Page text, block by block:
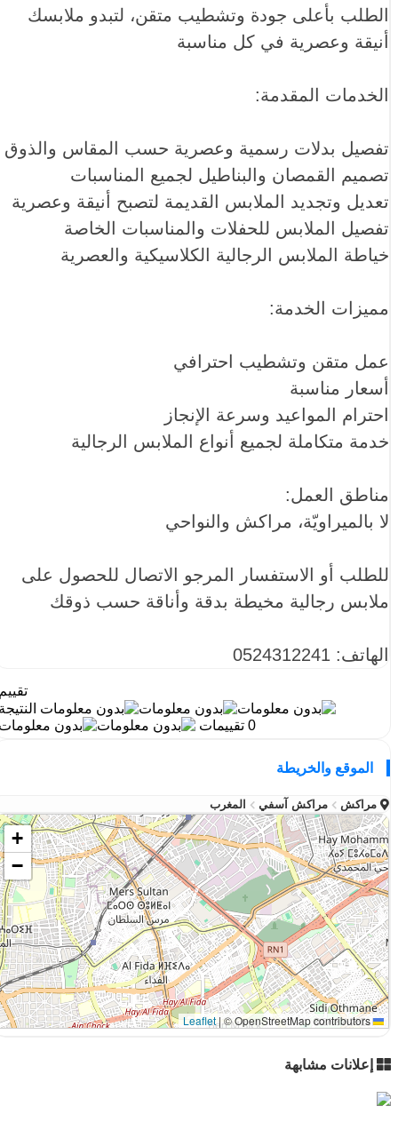
الطلب بأعلى جودة وتشطيب متقن، لتبدو ملابسك
أنيقة وعصرية في كل مناسبة
الخدمات المقدمة:
تفصيل بدلات رسمية وعصرية حسب المقاس والذوق
تصميم القمصان والبناطيل لجميع المناسبات
تعديل وتجديد الملابس القديمة لتصبح أنيقة وعصرية
تفصيل الملابس للحفلات والمناسبات الخاصة
خياطة الملابس الرجالية الكلاسيكية والعصرية
مميزات الخدمة:
عمل متقن وتشطيب احترافي
أسعار مناسبة
احترام المواعيد وسرعة الإنجاز
خدمة متكاملة لجميع أنواع الملابس الرجالية
مناطق العمل:
لا بالميراويّة، مراكش والنواحي
للطلب أو الاستفسار المرجو الاتصال للحصول على
ملابس رجالية مخيطة بدقة وأناقة حسب ذوقك
الهاتف: 0524312241
0 تقييمات
الموقع والخريطة
مراكش مراكش آسفي المغرب
+
−
Leaflet
|© OpenStreetMap contributors
إعلانات مشابهة